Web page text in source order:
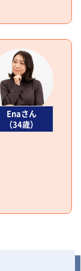
Enaさん
（34歳）